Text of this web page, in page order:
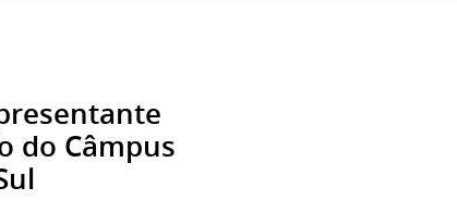
do Câmpus